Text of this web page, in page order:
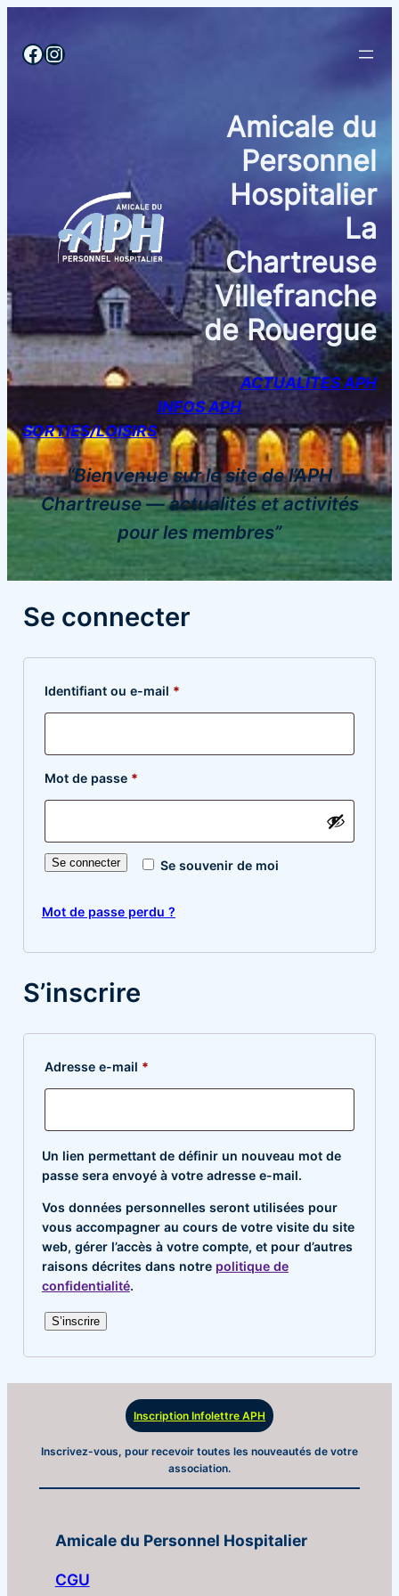
contenu
Facebook
Instagram
Amicale du
Personnel
Hospitalier
La
Chartreuse
Villefranche
de Rouergue
ACTUALITES APH
INFOS APH
SORTIES/LOISIRS
“Bienvenue sur le site de l’APH
Chartreuse — actualités et activités
pour les membres”
Se connecter
Identifiant ou e-mail *Obligatoire
Mot de passe *Obligatoire
Se souvenir de moi
Se connecter
Mot de passe perdu ?
S’inscrire
Adresse e-mail *Obligatoire
Un lien permettant de définir un nouveau mot de
passe sera envoyé à votre adresse e-mail.
Vos données personnelles seront utilisées pour
vous accompagner au cours de votre visite du site
web, gérer l’accès à votre compte, et pour d’autres
raisons décrites dans notre politique de
confidentialité.
S’inscrire
Inscription Infolettre APH
Inscrivez-vous, pour recevoir toutes les nouveautés de votre
association.
Amicale du Personnel Hospitalier
CGU